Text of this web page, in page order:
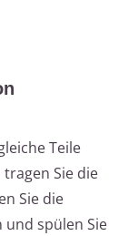
Teile
Sie die
Sie die
und spülen Sie